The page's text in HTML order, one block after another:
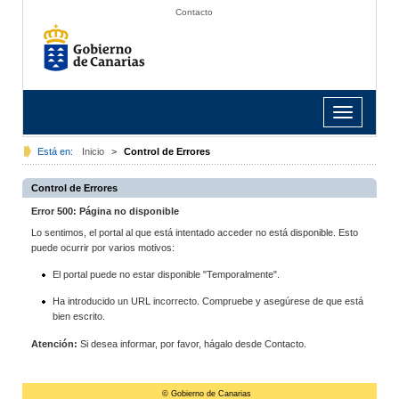
Contacto
Toggle
navigation
Está en: Inicio > Control de Errores
Control de Errores
Error 500: Página no disponible
Lo sentimos, el portal al que está intentado acceder no está disponible. Esto
puede ocurrir por varios motivos:
El portal puede no estar disponible "Temporalmente".
Ha introducido un URL incorrecto. Compruebe y asegúrese de que está
bien escrito.
Atención: Si desea informar, por favor, hágalo desde Contacto.
© Gobierno de Canarias